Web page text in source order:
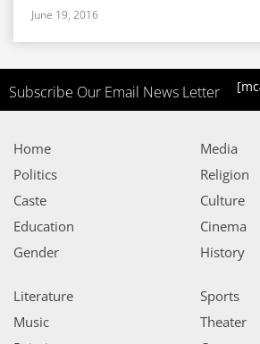
June 19, 2016
Subscribe Our Email News Letter
Home
Politics
Caste
Education
Gender
Media
Religion
Culture
Cinema
History
Literature
Music
Sports
Theater